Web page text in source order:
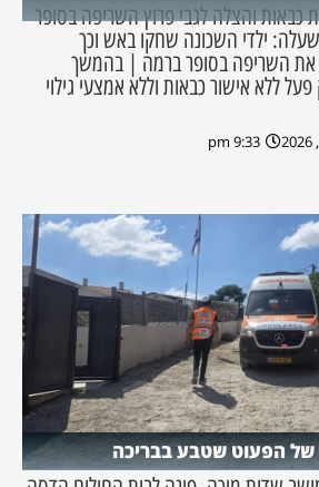
כבאות והצלה לגבי פרוץ השריפה בסופר
ילדי השכונה שחקו באש וכך
את השריפה בסופר ברמה | בהמשך
ללא אישור כבאות וללא אמצעי גילוי
9:33 pm
של הפעוט שטבע בבריכה